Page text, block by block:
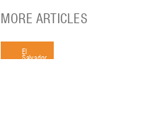
MORE ARTICLES
El
Salvador